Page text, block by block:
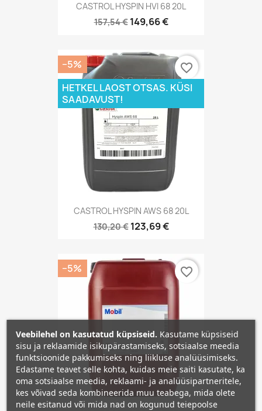
CASTROL HYSPIN HVI 68 20L
157,54 € 149,66 €
CASTROL HYSPIN AWS 68 20L
130,20 € 123,69 €
−5%
HETKEL LAOST OTSAS. KÜSI
SAADAVUST!
favorite_border
−5% favorite_border
Veebilehel on kasutatud küpsiseid. Kasutame küpsiseid
sisu ja reklaamide isikupärastamiseks, sotsiaalse meedia
funktsioonide pakkumiseks ning liikluse analüüsimiseks.
Edastame teavet selle kohta, kuidas meie saiti kasutate, ka
oma sotsiaalse meedia, reklaami- ja analüüsipartneritele,
kes võivad seda kombineerida muu teabega, mida olete
neile esitanud või mida nad on kogunud teiepoolse